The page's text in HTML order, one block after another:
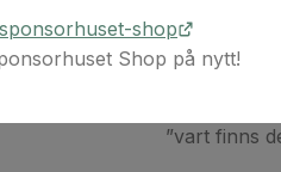
& snabb
hade det
”vart finns
shop
Shop på nytt!